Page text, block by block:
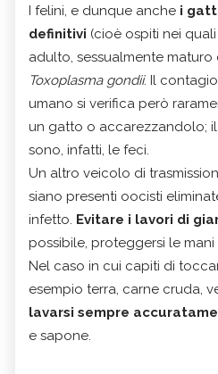
I felini, e dunque anche i
definitivi (cioè ospiti nei
adulto, sessualmente
Toxoplasma gondii. Il
umano si verifica però
un gatto o accarezzandolo;
sono, infatti, le feci.
Un altro veicolo di
siano presenti oocisti
infetto. Evitare i lavori di
possibile, proteggersi le
Nel caso in cui capiti di
esempio terra, carne cruda,
lavarsi sempre
e sapone.